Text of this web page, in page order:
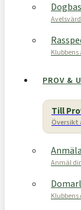
PROV &
Till
Översikt
Anmäl